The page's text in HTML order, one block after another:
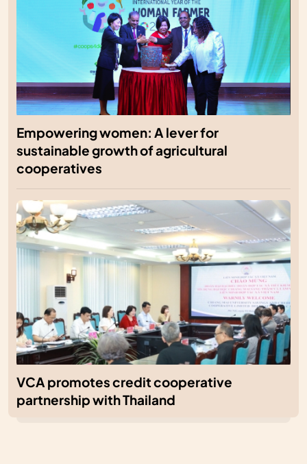
Empowering women: A lever for
sustainable growth of agricultural
cooperatives
VCA promotes credit cooperative
partnership with Thailand